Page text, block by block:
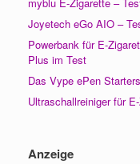
Joyetech eGo AIO –
Powerbank für E-
Plus im Test
Das Vype ePen
Ultraschallreiniger für
Anzeige